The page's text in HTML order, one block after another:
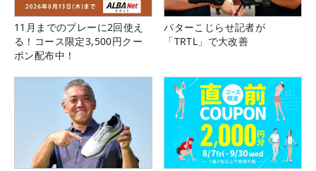
11月までのプレーに2回使え
る！コース限定3,500円クー
ポン配布中！
パターこじらせ記者が
「TRTL」で大改善